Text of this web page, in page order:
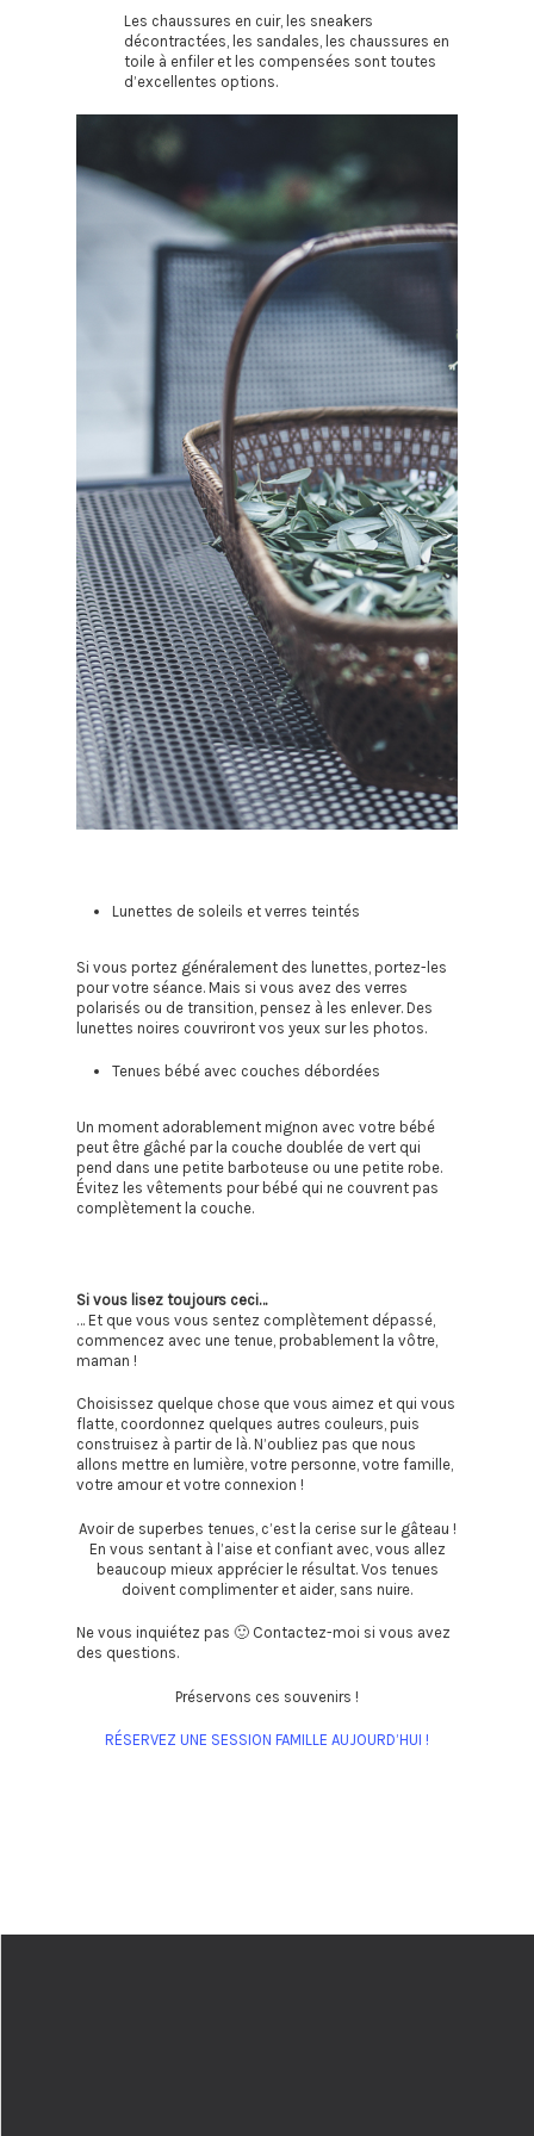
Les chaussures en cuir, les sneakers
décontractées, les sandales, les chaussures en
toile à enfiler et les compensées sont toutes
d’excellentes options.
Lunettes de soleils et verres teintés
Si vous portez généralement des lunettes, portez-les
pour votre séance. Mais si vous avez des verres
polarisés ou de transition, pensez à les enlever. Des
lunettes noires couvriront vos yeux sur les photos.
Tenues bébé avec couches débordées
Un moment adorablement mignon avec votre bébé
peut être gâché par la couche doublée de vert qui
pend dans une petite barboteuse ou une petite robe.
Évitez les vêtements pour bébé qui ne couvrent pas
complètement la couche.
Si vous lisez toujours ceci…
… Et que vous vous sentez complètement dépassé,
commencez avec une tenue, probablement la vôtre,
maman !
Choisissez quelque chose que vous aimez et qui vous
flatte, coordonnez quelques autres couleurs, puis
construisez à partir de là. N’oubliez pas que nous
allons mettre en lumière, votre personne, votre famille,
votre amour et votre connexion !
Avoir de superbes tenues, c’est la cerise sur le gâteau !
En vous sentant à l’aise et confiant avec, vous allez
beaucoup mieux apprécier le résultat. Vos tenues
doivent complimenter et aider, sans nuire.
Ne vous inquiétez pas 🙂 Contactez-moi si vous avez
des questions.
Préservons ces souvenirs !
RÉSERVEZ UNE SESSION FAMILLE AUJOURD’HUI !